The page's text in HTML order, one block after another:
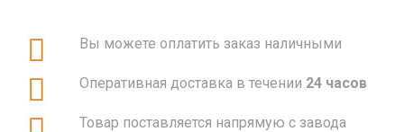
Вы можете оплатить заказ наличными
Оперативная доставка в течении 24 часов
Товар поставляется напрямую с завода